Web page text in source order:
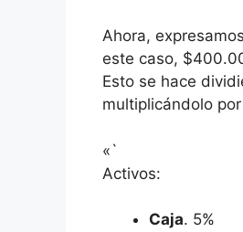
Ahora,
este caso,
Esto se hace
multiplicándolo
«`
Activos:
Caja. 5%